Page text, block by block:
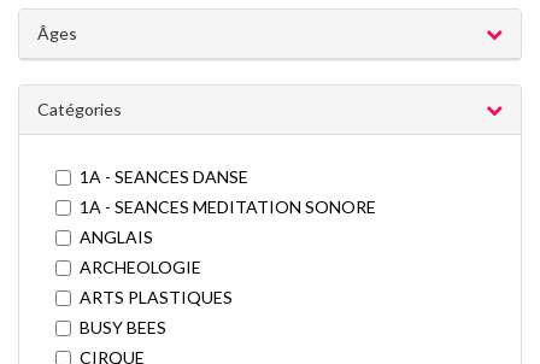
Âges
Catégories
1A - SEANCES DANSE
1A - SEANCES MEDITATION SONORE
ANGLAIS
ARCHEOLOGIE
ARTS PLASTIQUES
BUSY BEES
CIRQUE